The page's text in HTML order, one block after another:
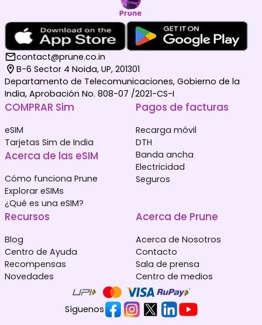
contact@prune.co.in
B-6 Sector 4 Noida, UP, 201301
Departamento de Telecomunicaciones, Gobierno de la
India, Aprobación No. 808-07 /2021-CS-I
COMPRAR Sim
eSIM
Tarjetas Sim de India
Acerca de las eSIM
Cómo funciona Prune
Explorar eSIMs
¿Qué es una eSIM?
Pagos de facturas
Recarga móvil
DTH
Banda ancha
Electricidad
Seguros
Recursos
Blog
Centro de Ayuda
Recompensas
Novedades
Acerca de Prune
Acerca de Nosotros
Contacto
Sala de prensa
Centro de medios
Síguenos